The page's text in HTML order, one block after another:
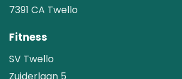
7391 CA Twello
Fitness
SV Twello